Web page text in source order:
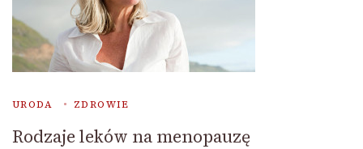
URODA ZDROWIE
Rodzaje leków na menopauzę